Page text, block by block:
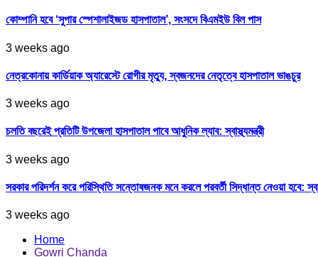
কোম্পানি হবে ‘সুপার স্পেশালাইজড হাসপাতাল’, সংসদে বিএমইউ বিল পাস
3 weeks ago
নেত্রকোনায় কার্ডিয়াক অ্যারেস্টে রোগীর মৃত্যু, স্বজনদের নেতৃত্বে হাসপাতাল ভাঙচুর
3 weeks ago
চলতি বছরেই প্রতিটি উপজেলা হাসপাতাল পাবে আধুনিক ল্যাব: স্বাস্থ্যমন্ত্রী
3 weeks ago
সরকার পরিদর্শন করে পরিস্থিতি সন্তোষজনক মনে করলে পরবর্তী সিদ্ধান্ত নেওয়া হবে:
3 weeks ago
Home
Gowri Chanda